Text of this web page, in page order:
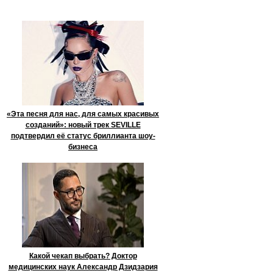
«Эта песня для нас, для самых красивых
созданий»: новый трек SEVILLE
подтвердил её статус бриллианта шоу-
бизнеса
Какой чекап выбрать? Доктор
медицинских наук Александр Дзидзария